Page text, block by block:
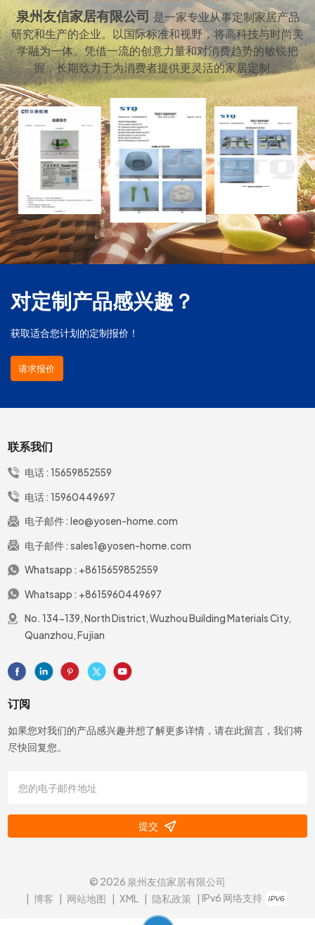
泉州友信家居有限公司 是一家专业从事定制家居产品
研究和生产的企业。以国际标准和视野，将高科技与时尚美
学融为一体。凭借一流的创意力量和对消费趋势的敏锐把
握，长期致力于为消费者提供更灵活的家居定制。
对定制产品感兴趣？
获取适合您计划的定制报价！
请求报价
联系我们
电话 : 15659852559
电话 : 15960449697
电子邮件 : leo@yosen-home.com
电子邮件 : sales1@yosen-home.com
Whatsapp : +8615659852559
Whatsapp : +8615960449697
No. 134-139, North District, Wuzhou Building Materials City,
Quanzhou, Fujian
订阅
如果您对我们的产品感兴趣并想了解更多详情，请在此留言，我们将
尽快回复您。
提交
© 2026 泉州友信家居有限公司
| 博客 | 网站地图 | XML | 隐私政策 | IPv6 网络支持